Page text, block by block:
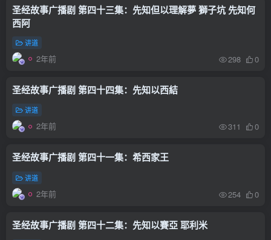
圣经故事广播剧 第四十三集：先知但以理解夢 獅子坑 先知何
西阿
讲道
2年前 298 0
圣经故事广播剧 第四十四集：先知以西結
讲道
2年前 311 0
圣经故事广播剧 第四十一集：希西家王
讲道
2年前 254 0
圣经故事广播剧 第四十二集：先知以賽亞 耶利米